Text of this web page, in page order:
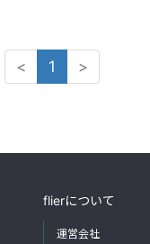
< 1 >
flierについて
運営会社